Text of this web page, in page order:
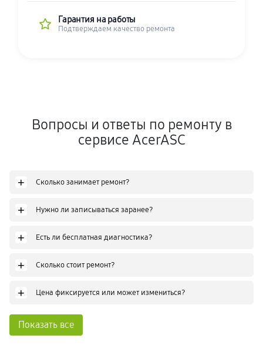
Гарантия на работы
Подтверждаем качество ремонта
Вопросы и ответы по ремонту в
сервисе AcerASC
+ Сколько занимает ремонт?
+ Нужно ли записываться заранее?
+ Есть ли бесплатная диагностика?
+ Сколько стоит ремонт?
+ Цена фиксируется или может измениться?
Показать все